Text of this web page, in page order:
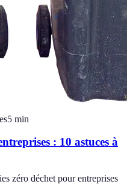
5 min
: 10 astuces à
zéro déchet pour entreprises